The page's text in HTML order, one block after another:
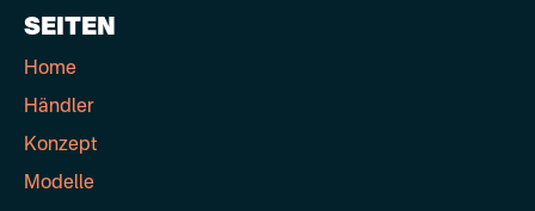
SEITEN
Home
Händler
Konzept
Modelle